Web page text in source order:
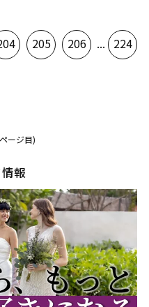
205 206 ... 224
ージ目)
報